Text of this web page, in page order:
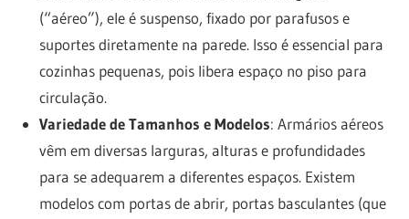
(“aéreo”), ele é suspenso, fixado por parafusos e
suportes diretamente na parede. Isso é essencial para
cozinhas pequenas, pois libera espaço no piso para
circulação.
Variedade de Tamanhos e Modelos: Armários aéreos
vêm em diversas larguras, alturas e profundidades
para se adequarem a diferentes espaços. Existem
modelos com portas de abrir, portas basculantes (que